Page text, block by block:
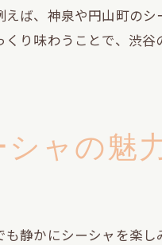
ば、神泉や円山町の
り味わうことで、渋
ャの魅
静かにシーシャを楽